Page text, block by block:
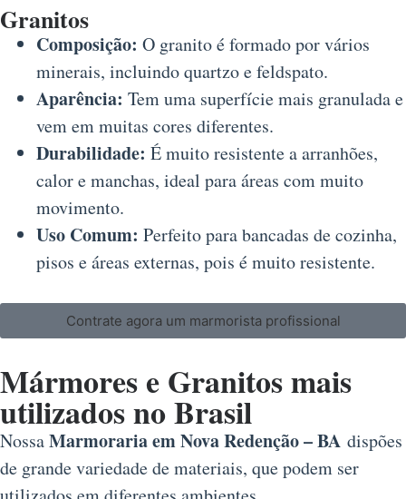
Granitos
Composição: O granito é formado por vários
minerais, incluindo quartzo e feldspato.
Aparência: Tem uma superfície mais granulada e
vem em muitas cores diferentes.
Durabilidade: É muito resistente a arranhões,
calor e manchas, ideal para áreas com muito
movimento.
Uso Comum: Perfeito para bancadas de cozinha,
pisos e áreas externas, pois é muito resistente.
Contrate agora um marmorista profissional
Mármores e Granitos mais
utilizados no Brasil
NossaMarmoraria em Nova Redenção – BA dispões
de grande variedade de materiais, que podem ser